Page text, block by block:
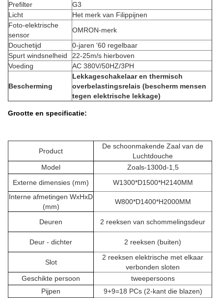
Prefilter
G3
Licht
Het merk van Filippijnen
Foto-elektrische
sensor
OMRON-merk
Douchetijd
0-jaren '60 regelbaar
Spurt windsnelheid
22-25m/s hierboven
Voeding
AC 380V/50HZ/3PH
Bescherming
Lekkageschakelaar en thermisch
overbelastingsrelais (bescherm mensen
tegen elektrische lekkage)
Grootte en specificatie:
Product
De schoonmakende Zaal van de
Luchtdouche
Model
Zoals-1300d-1,5
Externe dimensies (mm)
W1300*D1500*H2140MM
Interne afmetingen WxHxD
(mm)
W800*D1400*H2000MM
Deuren 2 reeksen van schommelingsdeur
Deur - dichter 2 reeksen (buiten)
Slot
2 reeksen elektrische met elkaar
verbonden sloten
Geschikte persoon
tweepersoons
Pijpen
9+9=18 PCs (2-kant die blazen)